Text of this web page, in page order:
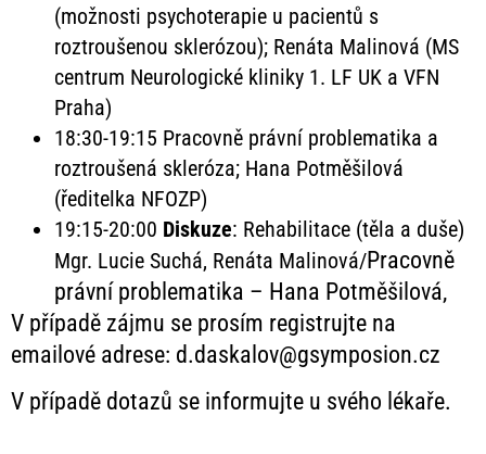
(možnosti psychoterapie u pacientů s
roztroušenou sklerózou); Renáta Malinová (MS
centrum Neurologické kliniky 1. LF UK a VFN
Praha)
18:30-19:15 Pracovně právní problematika a
roztroušená skleróza; Hana Potměšilová
(ředitelka NFOZP)
19:15-20:00 Diskuze: Rehabilitace (těla a duše)
Mgr. Lucie Suchá, Renáta Malinová/Pracovně
právní problematika – Hana Potměšilová,
V případě zájmu se prosím registrujte na
emailové adrese: d.daskalov@gsymposion.cz
V případě dotazů se informujte u svého lékaře.